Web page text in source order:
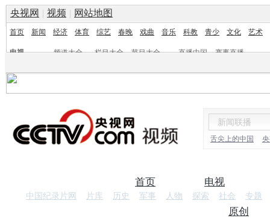
央视网 | 视频 | 网站地图
首页 新闻 经济 体育 综艺 春晚 戏曲 音乐 科教 青少 文化 艺术
电视 频道大全 栏目大全 节目大全 直播中国
赛事直播
舌尖上的中国
首页 电视
中国纪录片网 片库 历史 军事 人物 探索 社会 专题
原创